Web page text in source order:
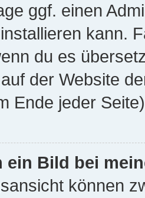
ggf. einen
kann.
du es
der Website
Ende jeder
ein Bild bei
können